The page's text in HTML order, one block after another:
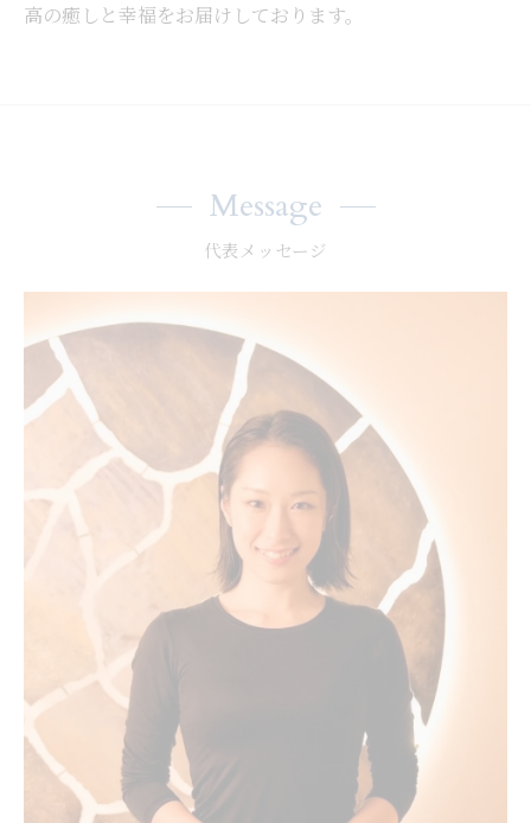
高の癒しと幸福をお届けしております。
代表メッセージ
Message